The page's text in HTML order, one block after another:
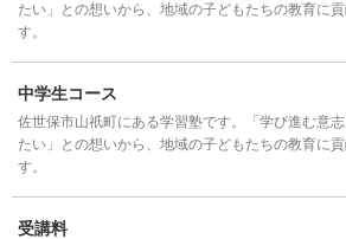
たい」との想いから、地域の子どもたちの教育に
す。
中学生コース
佐世保市山祇町にある学習塾です。「学び進む意
たい」との想いから、地域の子どもたちの教育に
す。
受講料